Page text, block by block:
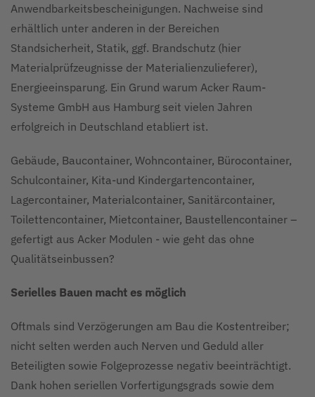
Anwendbarkeitsbescheinigungen. Nachweise sind
erhältlich unter anderen in der Bereichen
Standsicherheit, Statik, ggf. Brandschutz (hier
Materialprüfzeugnisse der Materialienzulieferer),
Energieeinsparung. Ein Grund warum Acker Raum-
Systeme GmbH aus Hamburg seit vielen Jahren
erfolgreich in Deutschland etabliert ist.
Gebäude, Baucontainer, Wohncontainer, Bürocontainer,
Schulcontainer, Kita-und Kindergartencontainer,
Lagercontainer, Materialcontainer, Sanitärcontainer,
Toilettencontainer, Mietcontainer, Baustellencontainer –
gefertigt aus Acker Modulen - wie geht das ohne
Qualitätseinbussen?
Serielles Bauen macht es möglich
Oftmals sind Verzögerungen am Bau die Kostentreiber;
nicht selten werden auch Nerven und Geduld aller
Beteiligten sowie Folgeprozesse negativ beeinträchtigt.
Dank hohen seriellen Vorfertigungsgrads sowie dem